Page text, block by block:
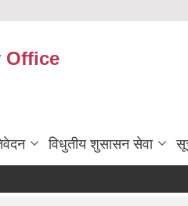
Office
विधुतीय शुसासन सेवा